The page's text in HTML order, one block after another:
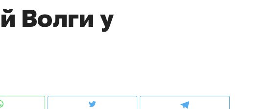
Волги у
аксакалов и
клиентах и чудных запросах мастеров